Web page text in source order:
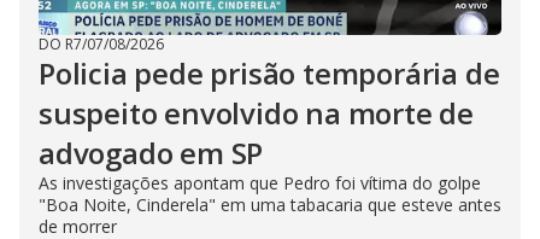
DO R7/07/08/2026
Policia pede prisão temporária de
suspeito envolvido na morte de
advogado em SP
As investigações apontam que Pedro foi vítima do golpe
"Boa Noite, Cinderela" em uma tabacaria que esteve antes
de morrer